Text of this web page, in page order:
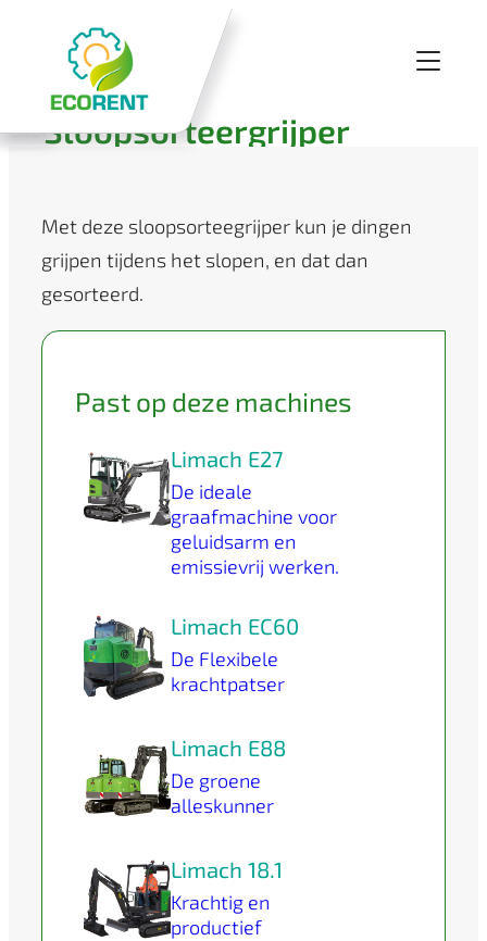
Geen afbeeldingen ingesteld
Sloopsorteergrijper
Met deze sloopsorteegrijper kun je dingen
grijpen tijdens het slopen, en dat dan
gesorteerd.
Past op deze machines
Limach E27
De ideale
graafmachine voor
geluidsarm en
emissievrij werken.
Limach EC60
De Flexibele
krachtpatser
Limach E88
De groene
alleskunner
Limach 18.1
Krachtig en
productief